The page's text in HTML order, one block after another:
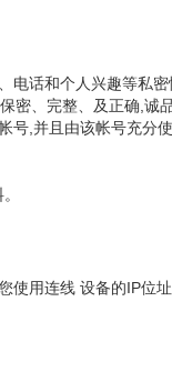
话和个人兴趣等私
密、完整、及正确,
,并且由该帐号充分
用连线 设备的IP位